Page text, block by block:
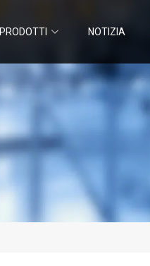
PRODOTTI NOTIZIA